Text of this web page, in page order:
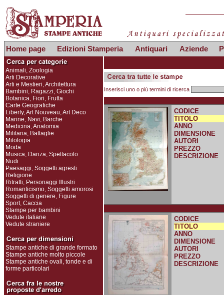
Home page Edizioni Stamperia Antiquari Aziende
Animali, Zoologia
Arti Decorative
Arti e Mestieri, Architettura
Bambini, Ragazzi, Giochi
Botanica, Fiori, Frutta
Carte Geografiche
Liberty, Art Nouveau, Art Deco
Marine, Navi, Barche
Medicina, Anatomia
Militaria, Battaglie
Mitologia
Moda
Musica, Danza, Spettacolo
Nudi
Paesaggi, Soggetti agresti
Religione
Ritratti, Personaggi Illustri
Romanticismo, Soggetti amorosi
Soggetti di genere, Figure
Sport, Caccia
Stampe per bambini
Vedute italiane
Vedute straniere
Stampe antiche di grande formato
Stampe antiche molto piccole
Stampe antiche ovali, tonde e di
forme particolari
Inserisci uno o più termini di ricerca
CODICE
TITOLO
ANNO
DIMENSIONE
AUTORI
PREZZO
DESCRIZIONE
CODICE
TITOLO
ANNO
DIMENSIONE
AUTORI
PREZZO
DESCRIZIONE